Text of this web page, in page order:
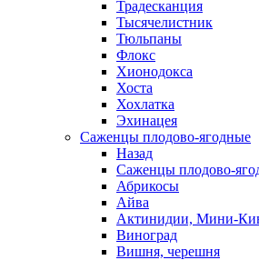
Традесканция
Тысячелистник
Тюльпаны
Флокс
Хионодокса
Хоста
Хохлатка
Эхинацея
Саженцы плодово-ягодные
Назад
Саженцы плодово-
Абрикосы
Айва
Актинидии, Мини-
Виноград
Вишня, черешня